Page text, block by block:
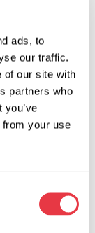
ads, to
our traffic.
of our site with
partners who
from your use
та
постійної
час